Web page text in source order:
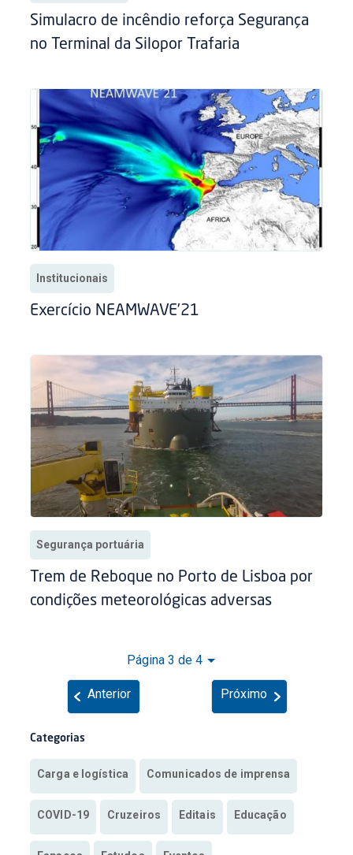
Simulacro de incêndio reforça Segurança
no Terminal da Silopor Trafaria
Institucionais
Exercício NEAMWAVE’21
Segurança portuária
Trem de Reboque no Porto de Lisboa por
condições meteorológicas adversas
Página 3 de 4
Anterior Próximo
Categorias
Carga e logística Comunicados de imprensa
COVID-19 Cruzeiros Editais Educação